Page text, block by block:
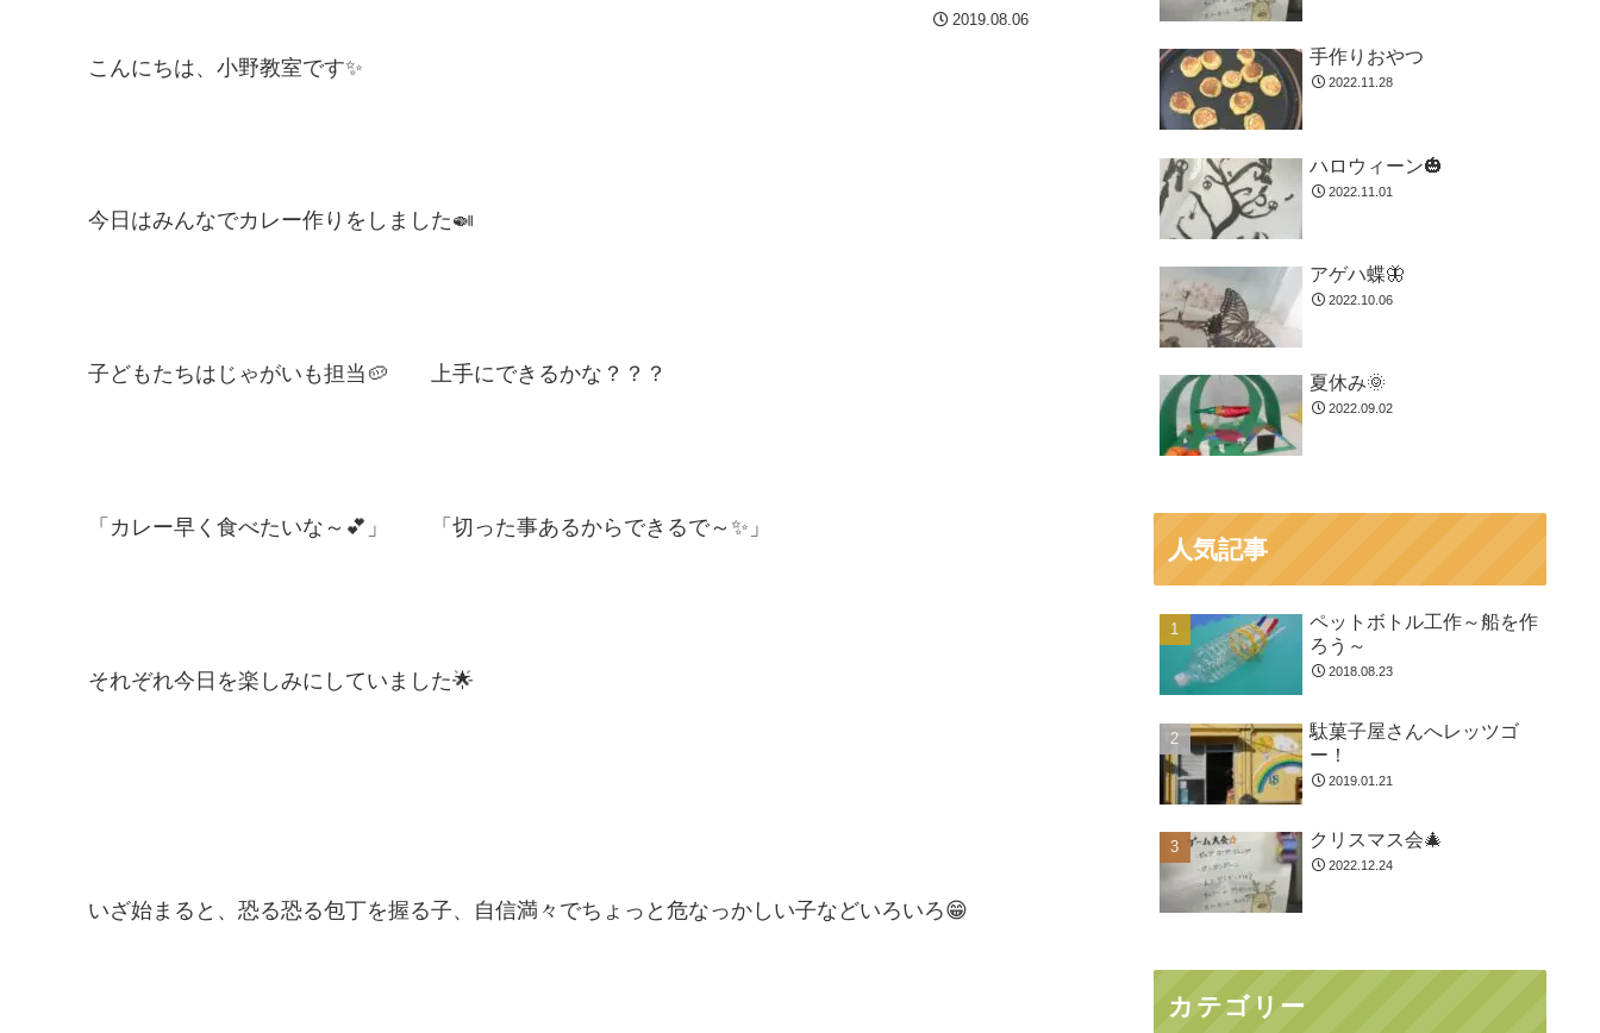
2019.08.06
こんにちは、小野教室です✨
今日はみんなでカレー作りをしました🍛
子どもたちはじゃがいも担当🥔 上手にできるかな？？？
「カレー早く食べたいな～💕」 「切った事あるからできるで～✨」
それぞれ今日を楽しみにしていました🌟
いざ始まると、恐る恐る包丁を握る子、自信満々でちょっと危なっかしい子などいろいろ😁
手作りおやつ
2022.11.28
ハロウィーン🎃
2022.11.01
アゲハ蝶🦋
2022.10.06
夏休み🌞
2022.09.02
人気記事
ペットボトル工作～船を作
ろう～
2018.08.23
駄菓子屋さんへレッツゴ
ー！
2019.01.21
クリスマス会🎄
2022.12.24
カテゴリー